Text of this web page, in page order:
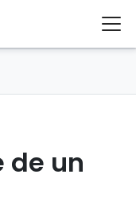
de un